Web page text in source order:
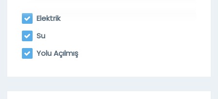
Elektrik
Su
Yolu Açılmış